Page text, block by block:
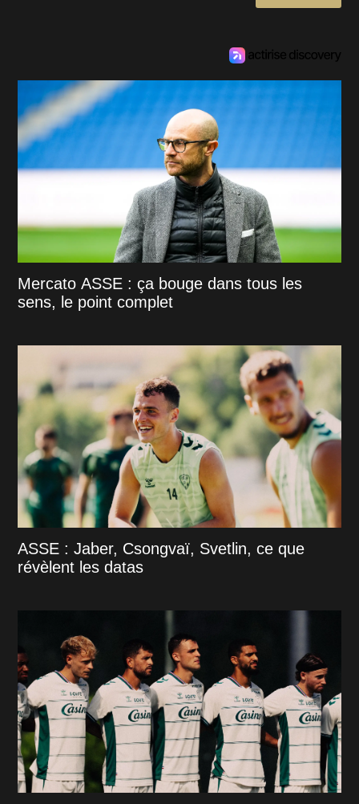
Mercato ASSE : ça bouge dans tous les
sens, le point complet
ASSE : Jaber, Csongvaï, Svetlin, ce que
révèlent les datas